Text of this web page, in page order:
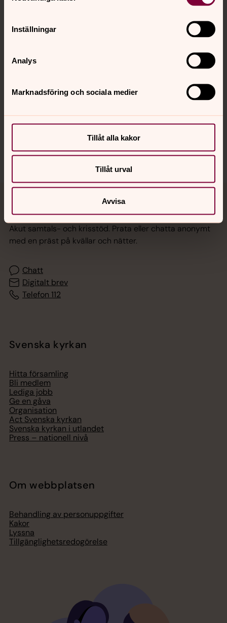
Inställningar
Analys
Marknadsföring och sociala medier
Tillåt alla kakor
Tillåt urval
Avvisa
Hitta snabbt
Sociala kanaler
Jourhavande präst
Akut samtals- och krisstöd. Prata eller chatta anonymt
med en präst på kvällar och nätter.
Chatt
Digitalt brev
Telefon 112
Svenska kyrkan
Hitta församling
Bli medlem
Lediga jobb
Ge en gåva
Organisation
Act Svenska kyrkan
Svenska kyrkan i utlandet
Press – nationell nivå
Om webbplatsen
Behandling av personuppgifter
Kakor
Lyssna
Tillgänglighetsredogörelse